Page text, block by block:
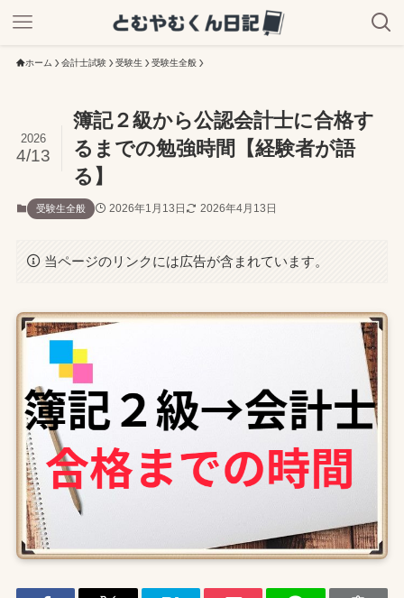
ホーム 会計士試験 受験生 受験生全般
簿記２級から公認会計士に合格す
るまでの勉強時間【経験者が語
る】
2026
4/13
受験生全般 2026年1月13日 2026年4月13日
当ページのリンクには広告が含まれています。